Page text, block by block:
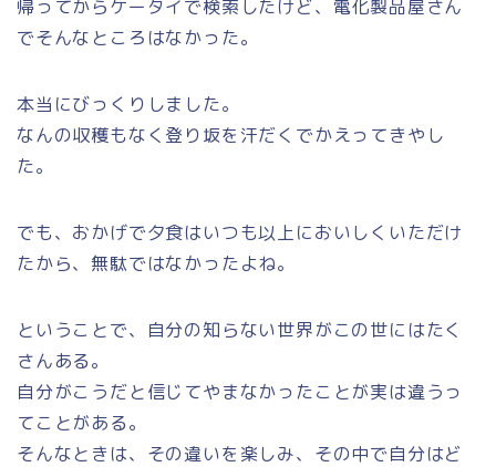
帰ってからケータイで検索したけど、電化製品屋さん
でそんなところはなかった。
本当にびっくりしました。
なんの収穫もなく登り坂を汗だくでかえってきやし
た。
でも、おかげで夕食はいつも以上においしくいただけ
たから、無駄ではなかったよね。
ということで、自分の知らない世界がこの世にはたく
さんある。
自分がこうだと信じてやまなかったことが実は違うっ
てことがある。
そんなときは、その違いを楽しみ、その中で自分はど